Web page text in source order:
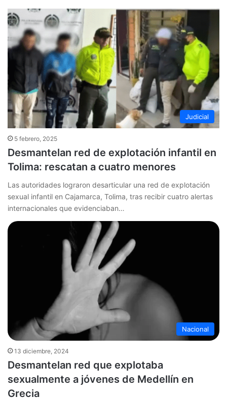
Judicial
5 febrero, 2025
Desmantelan red de explotación infantil en
Tolima: rescatan a cuatro menores
Las autoridades lograron desarticular una red de explotación
sexual infantil en Cajamarca, Tolima, tras recibir cuatro alertas
internacionales que evidenciaban…
Nacional
13 diciembre, 2024
Desmantelan red que explotaba
sexualmente a jóvenes de Medellín en
Grecia